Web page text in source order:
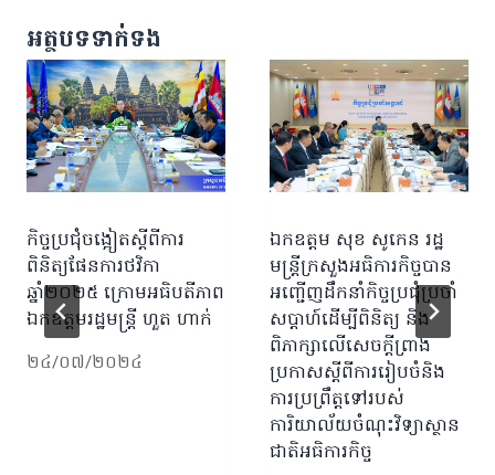
អត្ថបទទាក់ទង
កិច្ចប្រជុំចង្អៀតស្តីពីការ
ពិនិត្យផែនការថវិកា
ឆ្នាំ២០២៥ ក្រោមអធិបតីភាព
ឯកឧត្តមរដ្ឋមន្ត្រី ហួត ហាក់
២៤/០៧/២០២៤
ឯកឧត្តម សុខ សូកេន រដ្ឋ
មន្ត្រីក្រសួងអធិការកិច្ចបាន
អញ្ជើញដឹកនាំកិច្ចប្រជុំប្រចាំ
សប្ដាហ៍ដើម្បីពិនិត្យ និង
ពិភាក្សាលើសេចក្តីព្រាង
ប្រកាសស្តីពីការរៀបចំនិង
ការប្រព្រឹត្តទៅរបស់
ការិយាល័យចំណុះវិទ្យាស្ថាន
ជាតិអធិការកិច្ច